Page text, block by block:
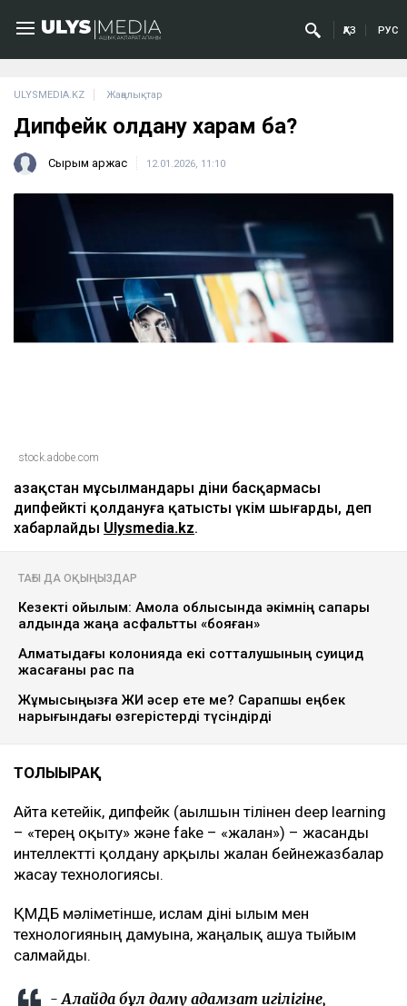
ҚАЗ РУС
ULYSMEDIA.KZ Жаңалықтар
Дипфейк қолдану харам ба?
Сырым Қаржас 12.01.2026, 11:10
stock.adobe.com
Қазақстан мұсылмандары діни басқармасы
дипфейкті қолдануға қатысты үкім шығарды, деп
хабарлайды Ulysmedia.kz.
ТАҒЫ ДА ОҚЫҢЫЗДАР
Кезекті қойылым: Ақмола облысында әкімнің сапары
алдында жаңа асфальтты «бояған»
Алматыдағы колонияда екі сотталушының суицид
жасағаны рас па
Жұмысыңызға ЖИ әсер ете ме? Сарапшы еңбек
нарығындағы өзгерістерді түсіндірді
ТОЛЫҒЫРАҚ
Айта кетейік, дипфейк (ағылшын тілінен deep learning
– «терең оқыту» және fake – «жалған») – жасанды
интеллектті қолдану арқылы жалған бейнежазбалар
жасау технологиясы.
ҚМДБ мәліметінше, ислам діні ғылым мен
технологияның дамуына, жаңалық ашуға тыйым
салмайды.
- Алайда бұл даму адамзат игілігіне,